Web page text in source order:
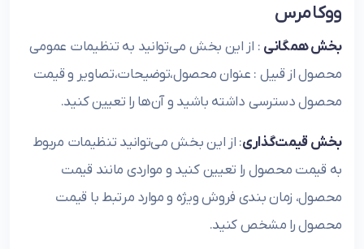
ووکامرس
بخش همگانی : از این بخش‌ می‌توانید به تنظیمات عمومی
محصول از قبیل : عنوان محصول،توضیحات،تصاویر و قیمت
محصول دسترسی داشته باشید و آن‌ها را تعیین کنید.
بخش قیمت‌گذاری: از این بخش می‌توانید تنظیمات مربوط
به قیمت محصول را تعیین کنید و مواردی مانند قیمت
محصول، زمان بندی فروش ویژه و موارد مرتبط با قیمت
محصول را مشخص کنید.